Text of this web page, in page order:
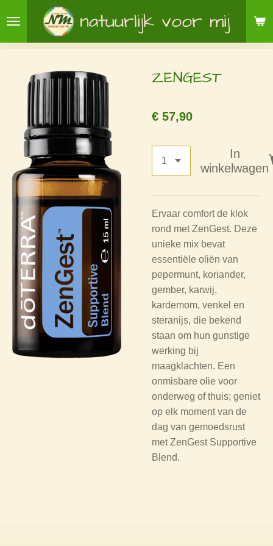
direct
naar
hoofdinhoud
natuurlijk voor mij
ZENGEST
€ 57,90
In
winkelwagen
Ervaar comfort de klok
rond met ZenGest. Deze
unieke mix bevat
essentiële oliën van
pepermunt, koriander,
gember, karwij,
kardemom, venkel en
steranijs, die bekend
staan ​​om hun gunstige
werking bij
maagklachten. Een
onmisbare olie voor
onderweg of thuis; geniet
op elk moment van de
dag van gemoedsrust
met ZenGest Supportive
Blend.